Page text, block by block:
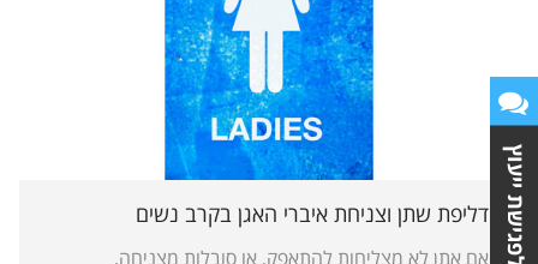
דליפת שתן וצניחת איברי האגן בקרב נשים
אם אתן לא מצליחות להתאפק, או סובלות מצניחה,
לפגישת ייעוץ